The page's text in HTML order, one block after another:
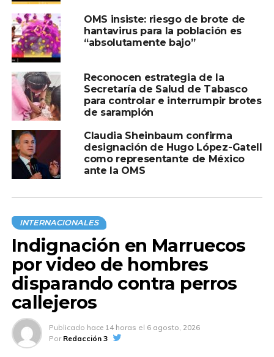
TEMAS RELACIONADOS:
A CONTINUACIÓN
Video | Conmueve lealtad de perrito que
acompañó a su compañero atrapado en
puente peatonal
NO TE PIERDAS
Claudia Sheinbaum responde a presuntas
intenciones de intervención de asesores de
Donald Trump: “México no es piñata de
nadie”
OMS insiste: riesgo de brote de
hantavirus para la población es
“absolutamente bajo”
Reconocen estrategia de la
Secretaría de Salud de Tabasco
para controlar e interrumpir brotes
de sarampión
Claudia Sheinbaum confirma
designación de Hugo López-Gatell
como representante de México
ante la OMS
INTERNACIONALES
Indignación en Marruecos
por video de hombres
disparando contra perros
callejeros
Publicado hace 14 horas el 6 agosto, 2026
Por Redacción 3